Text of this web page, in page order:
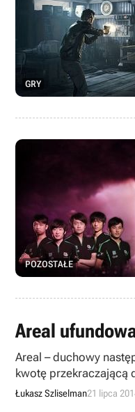
GRY
POZOSTAŁE
Areal
Areal – duchowy
kwotę przekraczającą
Łukasz Szliselman21 lipca